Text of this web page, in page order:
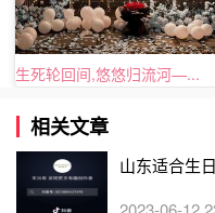
生死轮回间,悠悠归流河—...
相关文章
山东适合生